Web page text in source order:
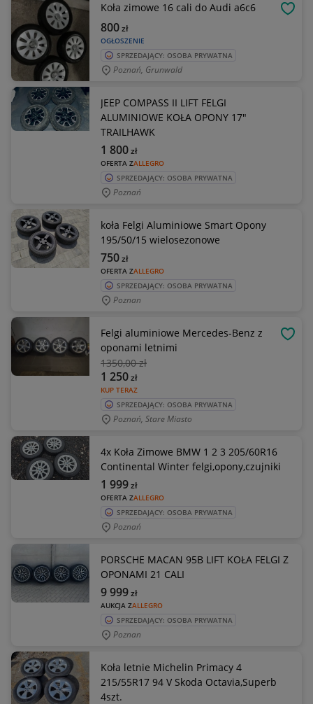
Koła zimowe 16 cali do Audi a6c6
OGŁOSZENIE
800zł
SPRZEDAJĄCY: OSOBA PRYWATNA
Poznań, Grunwald
JEEP COMPASS II LIFT FELGI
ALUMINIOWE KOŁA OPONY 17"
TRAILHAWK
OFERTA ZALLEGRO
1 800zł
SPRZEDAJĄCY: OSOBA PRYWATNA
Poznań
koła Felgi Aluminiowe Smart Opony
195/50/15 wielosezonowe
OFERTA ZALLEGRO
750zł
SPRZEDAJĄCY: OSOBA PRYWATNA
Poznan
Felgi aluminiowe Mercedes-Benz z
oponami letnimi
1350,00 zł
KUP TERAZ
1 250zł
SPRZEDAJĄCY: OSOBA PRYWATNA
Poznań, Stare Miasto
4x Koła Zimowe BMW 1 2 3 205/60R16
Continental Winter felgi,opony,czujniki
OFERTA ZALLEGRO
1 999zł
SPRZEDAJĄCY: OSOBA PRYWATNA
Poznań
PORSCHE MACAN 95B LIFT KOŁA FELGI Z
OPONAMI 21 CALI
AUKCJA ZALLEGRO
9 999zł
SPRZEDAJĄCY: OSOBA PRYWATNA
Poznan
Koła letnie Michelin Primacy 4
215/55R17 94 V Skoda Octavia,Superb
4szt.